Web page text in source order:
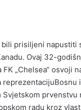
prisiljeni
Ovaj 32-
„Chelsea“ osvoji
prvenstvu
radu kroz